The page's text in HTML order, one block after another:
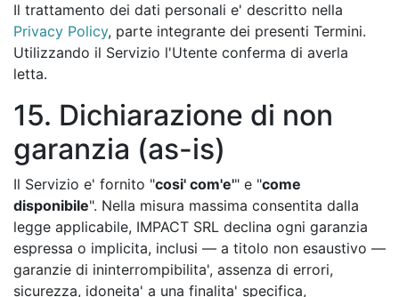
Il trattamento dei dati personali e' descritto nella
Privacy Policy, parte integrante dei presenti Termini.
Utilizzando il Servizio l'Utente conferma di averla
letta.
15. Dichiarazione di non
garanzia (as-is)
Il Servizio e' fornito "cosi' com'e'" e "come
disponibile". Nella misura massima consentita dalla
legge applicabile, IMPACT SRL declina ogni garanzia
espressa o implicita, inclusi — a titolo non esaustivo —
garanzie di ininterrompibilita', assenza di errori,
sicurezza, idoneita' a una finalita' specifica,